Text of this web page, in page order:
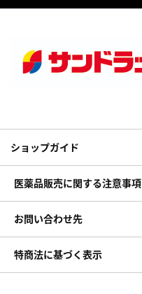
ショップガイド
医薬品販売に関する注意事項
お問い合わせ先
特商法に基づく表示